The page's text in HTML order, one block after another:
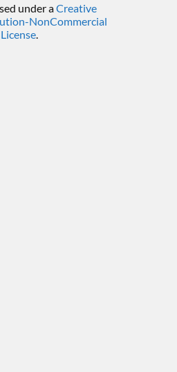
under aCreative
NonCommercial
.